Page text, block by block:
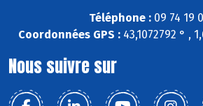
Téléphone : 09 74 19
Coordonnées GPS : 43,1072792 ° ,
Nous suivre sur